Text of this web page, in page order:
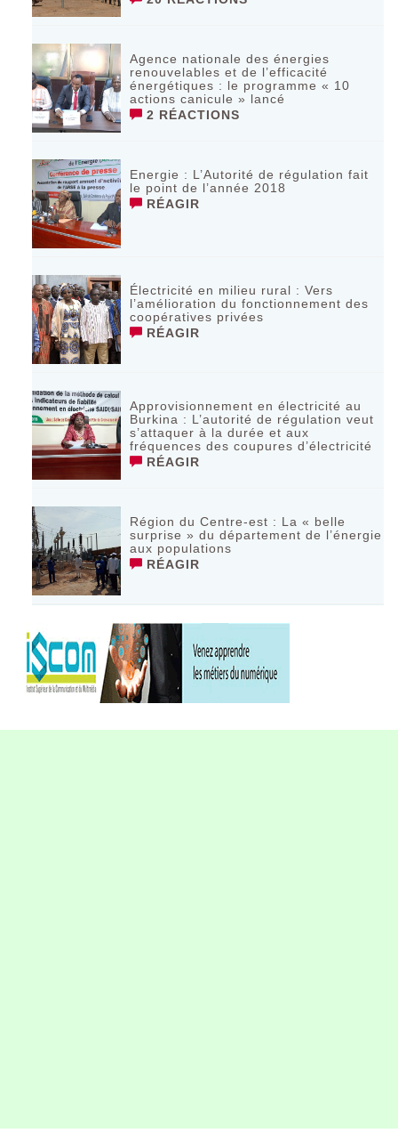
Agence nationale des énergies
renouvelables et de l’efficacité
énergétiques : le programme « 10
actions canicule » lancé
2 RÉACTIONS
Energie : L’Autorité de régulation fait
le point de l’année 2018
RÉAGIR
Électricité en milieu rural : Vers
l’amélioration du fonctionnement des
coopératives privées
RÉAGIR
Approvisionnement en électricité au
Burkina : L’autorité de régulation veut
s’attaquer à la durée et aux
fréquences des coupures d’électricité
RÉAGIR
Région du Centre-est : La « belle
surprise » du département de l’énergie
aux populations
RÉAGIR